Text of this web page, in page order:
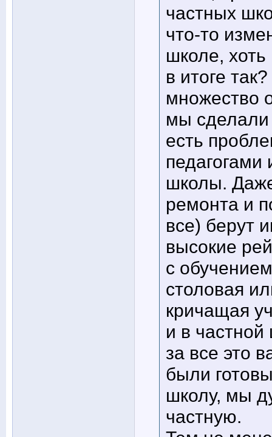
частных
что-то
школе,
в итоге
множество
мы
есть
школы.
ремонта и
все) берут
высокие
с
столовая
кричащая
и в
за все это
были
школу, мы
частную.